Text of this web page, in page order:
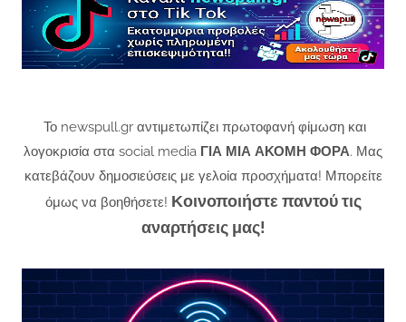
Το newspull.gr αντιμετωπίζει πρωτοφανή φίμωση και
λογοκρισία στα social media ΓΙΑ ΜΙΑ ΑΚΟΜΗ ΦΟΡΑ. Μας
κατεβάζουν δημοσιεύσεις με γελοία προσχήματα! Μπορείτε
όμως να βοηθήσετε! Κοινοποιήστε παντού τις
αναρτήσεις μας!